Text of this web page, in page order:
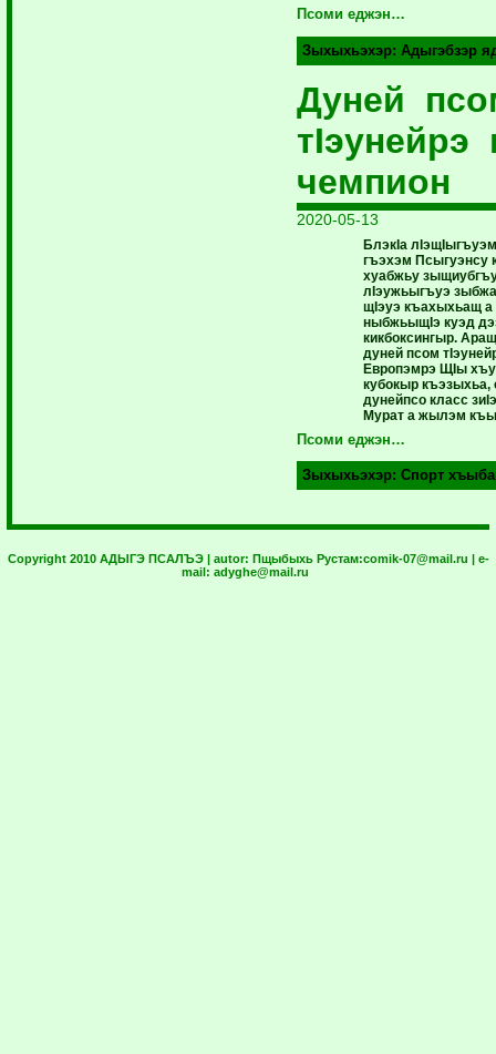
Псоми еджэн…
Зыхыхьэхэр: Адыгэбзэр
Дуней
тIэунейрэ
чемпион
2020-05-13
БлэкIа
гъэхэм Псыгуэнсу
хуабжьу
лIэужьыгъуэ
щIэуэ къахыхьащ
ныбжьыщIэ куэд
кикбоксингыр.
дуней псом
Европэмрэ ЩIы
кубокыр къэзыхьа,
дунейпсо класс
Мурат а жылэм
Псоми еджэн…
Зыхыхьэхэр: Спорт
Copyright 2010 АДЫГЭ ПСАЛЪЭ | autor: Пщыбыхь Рустам:comik-07@mail.ru | e-
mail: adyghe@mail.ru